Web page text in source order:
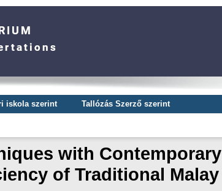
iskola szerint Tallózás Szerző szerint
with Contemporary
of Traditional Malay